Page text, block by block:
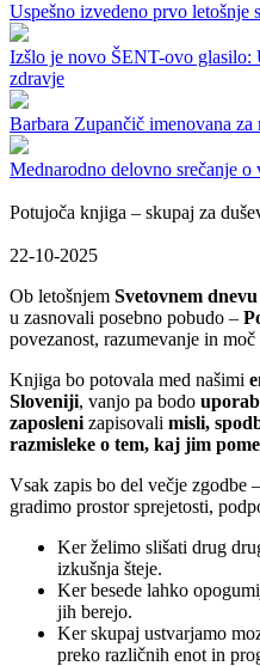
Uspešno izvedeno prvo letošnje
Izšlo je novo ŠENT-ovo glasilo:
zdravje
Barbara Zupančič imenovana
Mednarodno delovno srečanje o
Potujoča knjiga – skupaj za
22-10-2025
Ob letošnjem Svetovnem
u zasnovali posebno pobudo –
povezanost, razumevanje in moč
Knjiga bo potovala med našimi
Sloveniji, vanjo pa bodo
zaposleni zapisovali misli,
razmisleke o tem, kaj jim
Vsak zapis bo del večje zgodbe
gradimo prostor sprejetosti,
Ker želimo slišati drug
izkušnja šteje.
Ker besede lahko
jih berejo.
Ker skupaj ustvarjamo
preko različnih enot in